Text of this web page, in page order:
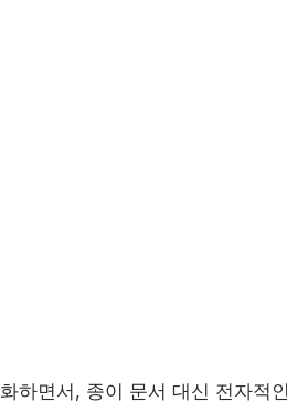
하면서, 종이 문서 대신 전자적